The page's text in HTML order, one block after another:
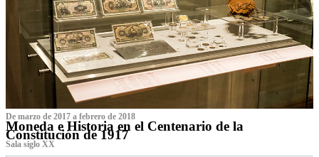
De marzo de 2017 a febrero de 2018
Moneda e Historia en el Centenario de la
Constitución de 1917
Sala siglo XX